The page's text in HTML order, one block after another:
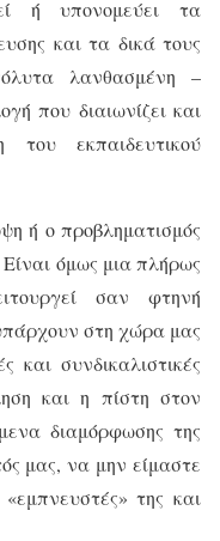
ή υπονομεύει τα
και τα δικά τους
λανθασμένη –
που διαιωνίζει και
του εκπαιδευτικού
ή ο προβληματισμός
όμως μια πλήρως
σαν φτηνή
στη χώρα μας
και συνδικαλιστικές
και η πίστη στον
διαμόρφωσης της
μας, να μην είμαστε
της και